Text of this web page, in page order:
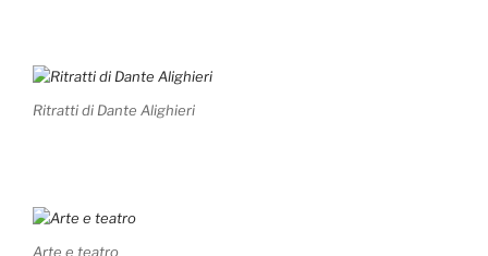
Ritratti di Dante Alighieri
Arte e teatro